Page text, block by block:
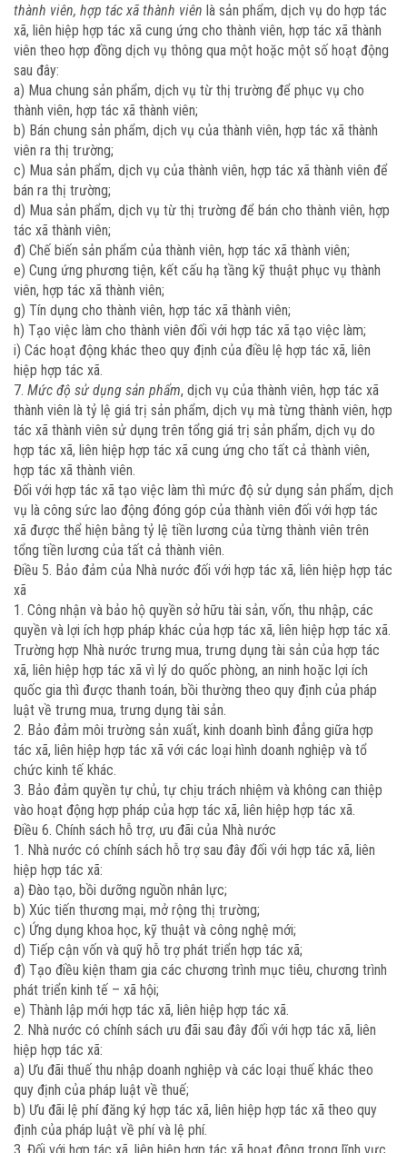
thành viên, hợp tác xã thành viên là sản phẩm, dịch vụ do hợp tác
xã, liên hiệp hợp tác xã cung ứng cho thành viên, hợp tác xã thành
viên theo hợp đồng dịch vụ thông qua một hoặc một số hoạt động
sau đây:
a) Mua chung sản phẩm, dịch vụ từ thị trường để phục vụ cho
thành viên, hợp tác xã thành viên;
b) Bán chung sản phẩm, dịch vụ của thành viên, hợp tác xã thành
viên ra thị trường;
c) Mua sản phẩm, dịch vụ của thành viên, hợp tác xã thành viên để
bán ra thị trường;
d) Mua sản phẩm, dịch vụ từ thị trường để bán cho thành viên, hợp
tác xã thành viên;
đ) Chế biến sản phẩm của thành viên, hợp tác xã thành viên;
e) Cung ứng phương tiện, kết cấu hạ tầng kỹ thuật phục vụ thành
viên, hợp tác xã thành viên;
g) Tín dụng cho thành viên, hợp tác xã thành viên;
h) Tạo việc làm cho thành viên đối với hợp tác xã tạo việc làm;
i) Các hoạt động khác theo quy định của điều lệ hợp tác xã, liên
hiệp hợp tác xã.
7. Mức độ sử dụng sản phẩm, dịch vụ của thành viên, hợp tác xã
thành viên là tỷ lệ giá trị sản phẩm, dịch vụ mà từng thành viên, hợp
tác xã thành viên sử dụng trên tổng giá trị sản phẩm, dịch vụ do
hợp tác xã, liên hiệp hợp tác xã cung ứng cho tất cả thành viên,
hợp tác xã thành viên.
Đối với hợp tác xã tạo việc làm thì mức độ sử dụng sản phẩm, dịch
vụ là công sức lao động đóng góp của thành viên đối với hợp tác
xã được thể hiện bằng tỷ lệ tiền lương của từng thành viên trên
tổng tiền lương của tất cả thành viên.
Điều 5. Bảo đảm của Nhà nước đối với hợp tác xã, liên hiệp hợp tác
xã
1. Công nhận và bảo hộ quyền sở hữu tài sản, vốn, thu nhập, các
quyền và lợi ích hợp pháp khác của hợp tác xã, liên hiệp hợp tác xã.
Trường hợp Nhà nước trưng mua, trưng dụng tài sản của hợp tác
xã, liên hiệp hợp tác xã vì lý do quốc phòng, an ninh hoặc lợi ích
quốc gia thì được thanh toán, bồi thường theo quy định của pháp
luật về trưng mua, trưng dụng tài sản.
2. Bảo đảm môi trường sản xuất, kinh doanh bình đẳng giữa hợp
tác xã, liên hiệp hợp tác xã với các loại hình doanh nghiệp và tổ
chức kinh tế khác.
3. Bảo đảm quyền tự chủ, tự chịu trách nhiệm và không can thiệp
vào hoạt động hợp pháp của hợp tác xã, liên hiệp hợp tác xã.
Điều 6. Chính sách hỗ trợ, ưu đãi của Nhà nước
1. Nhà nước có chính sách hỗ trợ sau đây đối với hợp tác xã, liên
hiệp hợp tác xã:
a) Đào tạo, bồi dưỡng nguồn nhân lực;
b) Xúc tiến thương mại, mở rộng thị trường;
c) Ứng dụng khoa học, kỹ thuật và công nghệ mới;
d) Tiếp cận vốn và quỹ hỗ trợ phát triển hợp tác xã;
đ) Tạo điều kiện tham gia các chương trình mục tiêu, chương trình
phát triển kinh tế – xã hội;
e) Thành lập mới hợp tác xã, liên hiệp hợp tác xã.
2. Nhà nước có chính sách ưu đãi sau đây đối với hợp tác xã, liên
hiệp hợp tác xã:
a) Ưu đãi thuế thu nhập doanh nghiệp và các loại thuế khác theo
quy định của pháp luật về thuế;
b) Ưu đãi lệ phí đăng ký hợp tác xã, liên hiệp hợp tác xã theo quy
định của pháp luật về phí và lệ phí.